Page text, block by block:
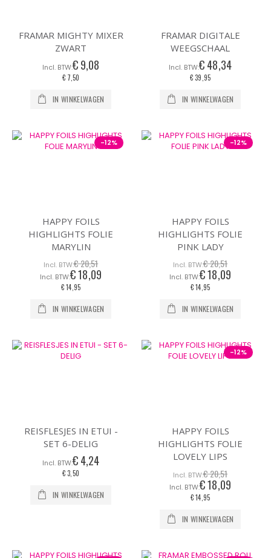
FRAMAR MIGHTY MIXER
ZWART
€ 9,08
€ 7,50
IN WINKELWAGEN
FRAMAR DIGITALE
WEEGSCHAAL
€ 48,34
€ 39,95
IN WINKELWAGEN
-12%
HAPPY FOILS
HIGHLIGHTS FOLIE
MARYLIN
€ 20,51
Speciale
prijs
€ 18,09
€ 14,95
IN WINKELWAGEN
-12%
HAPPY FOILS
HIGHLIGHTS FOLIE
PINK LADY
€ 20,51
Speciale
prijs
€ 18,09
€ 14,95
IN WINKELWAGEN
REISFLESJES IN ETUI -
SET 6-DELIG
€ 4,24
€ 3,50
IN WINKELWAGEN
-12%
HAPPY FOILS
HIGHLIGHTS FOLIE
LOVELY LIPS
€ 20,51
Speciale
prijs
€ 18,09
€ 14,95
IN WINKELWAGEN